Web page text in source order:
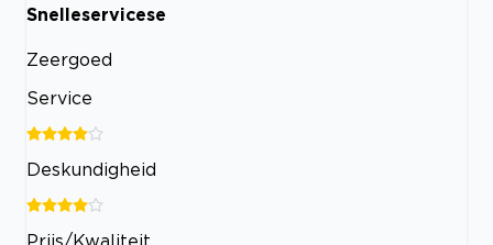
Snelleservicese
Zeergoed
Service
Deskundigheid
Prijs/Kwaliteit